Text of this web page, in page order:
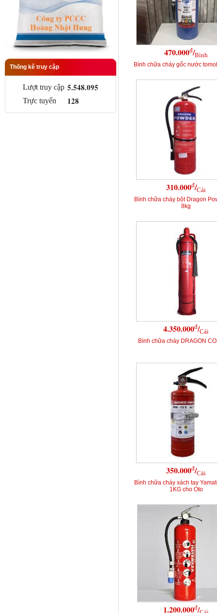
Thống kê truy cập
Lượt truy cập 5.548.095
Trực tuyến 128
470.000đ/Bình
Bình chữa cháy gốc nước
310.000đ/Cái
Bình chữa cháy bột Dragon
8kg
4.350.000đ/Cái
Bình chữa cháy DRAGON
350.000đ/Cái
Bình chữa cháy xách tay
1KG cho Oto
1.200.000đ/